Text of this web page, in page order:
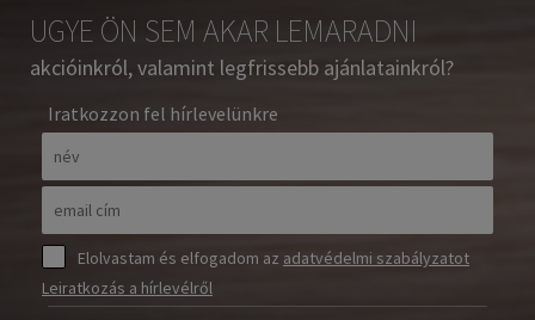
UGYE ÖN SEM AKAR LEMARADNI
akcióinkról, valamint legfrissebb ajánlatainkról?
Iratkozzon fel hírlevelünkre
Elolvastam és elfogadom az adatvédelmi szabályzatot
Leiratkozás a hírlevélről